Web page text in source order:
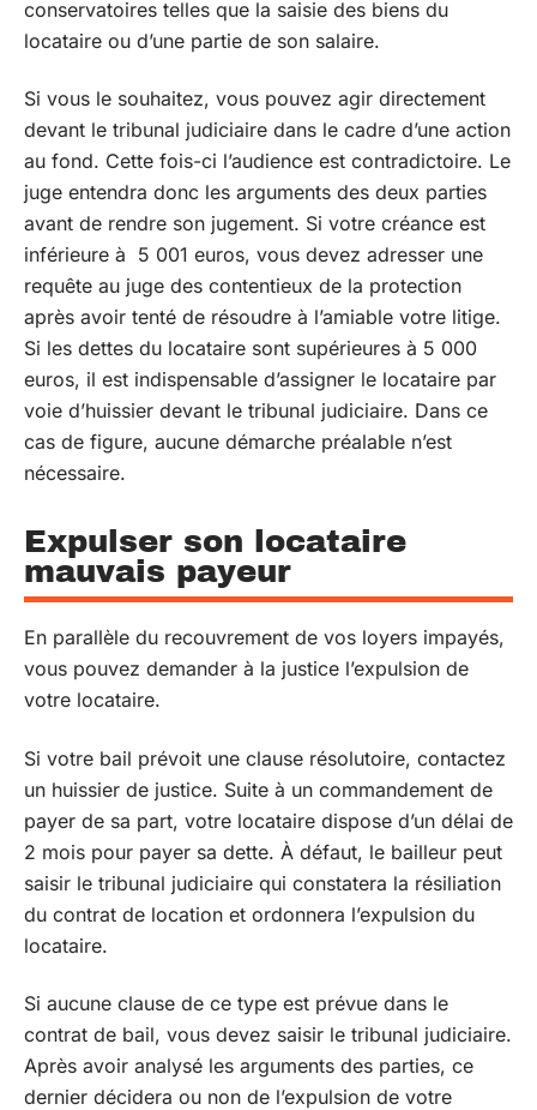
conservatoires telles que la saisie des biens du
locataire ou d’une partie de son salaire.
Si vous le souhaitez, vous pouvez agir directement
devant le tribunal judiciaire dans le cadre d’une action
au fond. Cette fois-ci l’audience est contradictoire. Le
juge entendra donc les arguments des deux parties
avant de rendre son jugement. Si votre créance est
inférieure à 5 001 euros, vous devez adresser une
requête au juge des contentieux de la protection
après avoir tenté de résoudre à l’amiable votre litige.
Si les dettes du locataire sont supérieures à 5 000
euros, il est indispensable d’assigner le locataire par
voie d’huissier devant le tribunal judiciaire. Dans ce
cas de figure, aucune démarche préalable n’est
nécessaire.
Expulser son locataire
mauvais payeur
En parallèle du recouvrement de vos loyers impayés,
vous pouvez demander à la justice l’expulsion de
votre locataire.
Si votre bail prévoit une clause résolutoire, contactez
un huissier de justice. Suite à un commandement de
payer de sa part, votre locataire dispose d’un délai de
2 mois pour payer sa dette. À défaut, le bailleur peut
saisir le tribunal judiciaire qui constatera la résiliation
du contrat de location et ordonnera l’expulsion du
locataire.
Si aucune clause de ce type est prévue dans le
contrat de bail, vous devez saisir le tribunal judiciaire.
Après avoir analysé les arguments des parties, ce
dernier décidera ou non de l’expulsion de votre